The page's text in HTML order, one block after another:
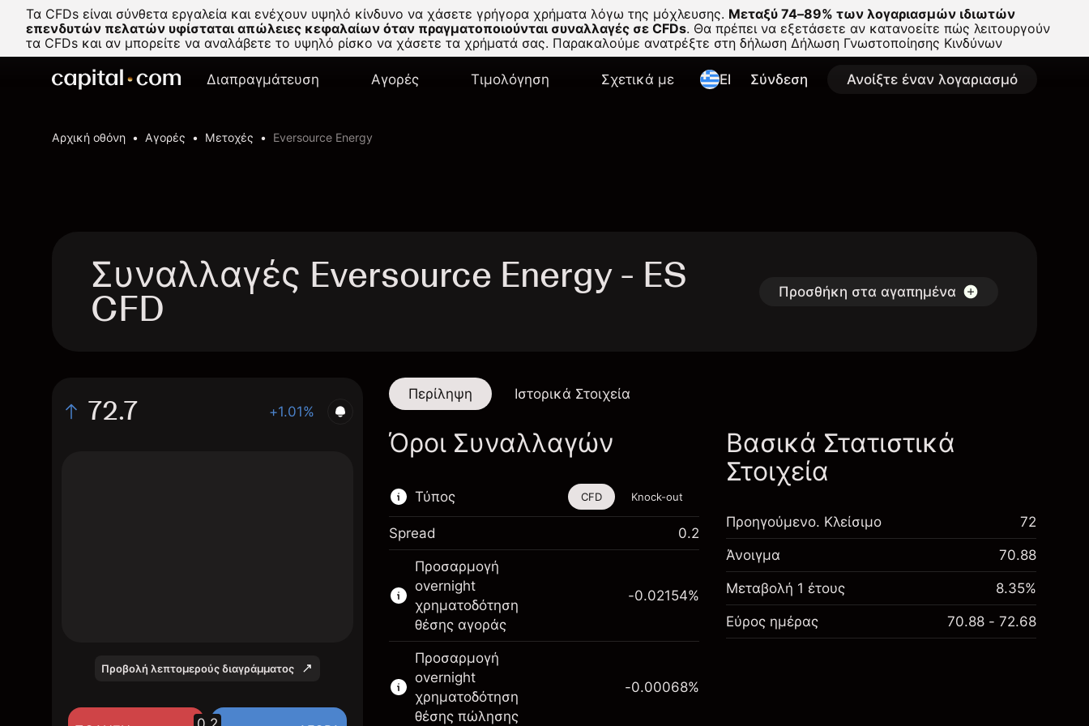
Τα CFDs είναι σύνθετα εργαλεία και ενέχουν υψηλό κίνδυνο να χάσετε γρήγορα χρήματα λόγω της μόχλευσης. Μεταξύ 74–89% των λογαριασμών ιδιωτών
επενδυτών πελατών υφίσταται απώλειες κεφαλαίων όταν πραγματοποιούνται συναλλαγές σε CFDs. Θα πρέπει να εξετάσετε αν κατανοείτε πώς λειτουργούν
τα CFDs και αν μπορείτε να αναλάβετε το υψηλό ρίσκο να χάσετε τα χρήματά σας. Παρακαλούμε ανατρέξτε στη δήλωση Δήλωση Γνωστοποίησης Κινδύνων
Διαπραγμάτευση Αγορές Τιμολόγηση Σχετικά με El Σύνδεση Ανοίξτε έναν λογαριασμό
Αρχική οθόνη Αγορές Μετοχές Eversource Energy
Συναλλαγές Eversource Energy - ES
CFD Προσθήκη στα αγαπημένα
72.7 +1.01%
Προβολή λεπτομερούς διαγράμματος
Περίληψη Ιστορικά Στοιχεία
Όροι Συναλλαγών
Τύπος
Αυτό το χρηματοοικονομικό εργαλείο είναι
διαθέσιμο για διαπραγμάτευση μέσω CFDs και
Knock-outs.
Μάθετε περισσότερα σχετικά με:
CFDs
Knock-outs
CFD Knock-out
Spread 0.2
Προσαρμογή
overnight
χρηματοδότηση
θέσης αγοράς
-0.02154%
Προσαρμογή
overnight
χρηματοδότηση
θέσης πώλησης
-0.00068%
Βασικά Στατιστικά
Στοιχεία
Προηγούμενο. Κλείσιμο 72
Άνοιγμα 70.88
Μεταβολή 1 έτους 8.35%
Εύρος ημέρας 70.88 - 72.68